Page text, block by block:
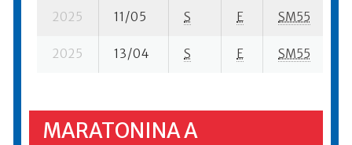
2025 11/05 S E SM55
2025 13/04 S E SM55
MARATONINA A